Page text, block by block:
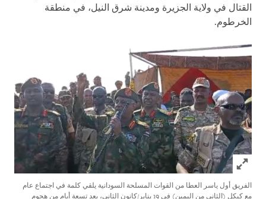
القتال في ولاية الجزيرة ومدينة شرق النيل، في منطقة
الخرطوم.
Click to expand Image
الفريق أول ياسر العطا من القوات المسلحة السودانية يلقي كلمة في اجتماع عام
مع كيكل (الثاني من اليمين) في 19 يناير/كانون الثاني، بعد تسعة أيام من هجوم